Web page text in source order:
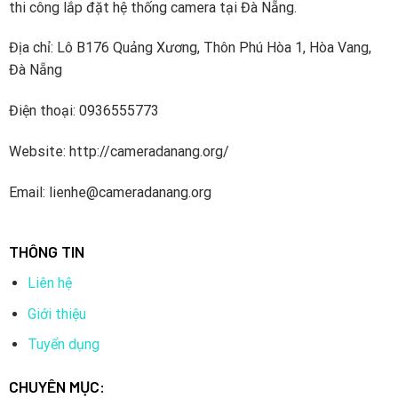
cầu của người tiêu dùng.
2. Quá trình hình thành thương hiệu Camera
Yoosee
Yoosee đã và đang không ngừng phát triển và đổi mới,
cao, đáp ứng nhu cầu của người tiêu dùng. Thương hiệu này
thi công lắp đặt hệ thống camera tại Đà Nẵng.
Địa chỉ: Lô B176 Quảng Xương, Thôn Phú Hòa 1, Hòa Vang,
Đà Nẵng
Điện thoại: 0936555773
Website: http://cameradanang.org/
Email: lienhe@cameradanang.org
THÔNG TIN
Liên hệ
Giới thiệu
Tuyển dụng
CHUYÊN MỤC: